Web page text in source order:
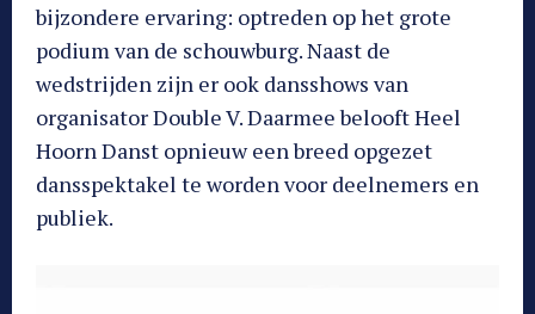
bijzondere ervaring: optreden op het grote
podium van de schouwburg. Naast de
wedstrijden zijn er ook dansshows van
organisator Double V. Daarmee belooft Heel
Hoorn Danst opnieuw een breed opgezet
dansspektakel te worden voor deelnemers en
publiek.